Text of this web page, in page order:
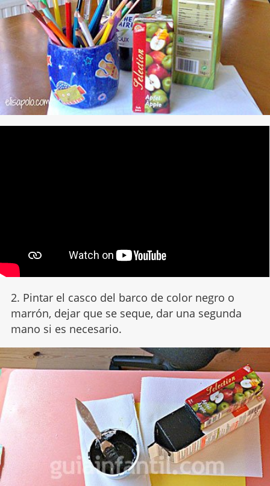
2. Pintar el casco del barco de color negro o
marrón, dejar que se seque, dar una segunda
mano si es necesario.